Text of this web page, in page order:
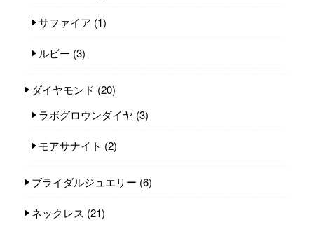
サファイア (1)
ルビー (3)
ダイヤモンド (20)
ラボグロウンダイヤ (3)
モアサナイト (2)
ブライダルジュエリー (6)
ネックレス (21)